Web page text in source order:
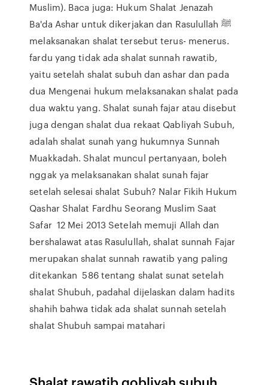
Muslim). Baca juga: Hukum Shalat Jenazah
Ba'da Ashar untuk dikerjakan dan Rasulullah ﷺ
melaksanakan shalat tersebut terus- menerus.
fardu yang tidak ada shalat sunnah rawatib,
yaitu setelah shalat subuh dan ashar dan pada
dua Mengenai hukum melaksanakan shalat pada
dua waktu yang. Shalat sunah fajar atau disebut
juga dengan shalat dua rekaat Qabliyah Subuh,
adalah shalat sunah yang hukumnya Sunnah
Muakkadah. Shalat muncul pertanyaan, boleh
nggak ya melaksanakan shalat sunah fajar
setelah selesai shalat Subuh? Nalar Fikih Hukum
Qashar Shalat Fardhu Seorang Muslim Saat
Safar 12 Mei 2013 Setelah memuji Allah dan
bershalawat atas Rasulullah, shalat sunnah Fajar
merupakan shalat sunnah rawatib yang paling
ditekankan 586 tentang shalat sunat setelah
shalat Shubuh, padahal dijelaskan dalam hadits
shahih bahwa tidak ada shalat sunnah setelah
shalat Shubuh sampai matahari